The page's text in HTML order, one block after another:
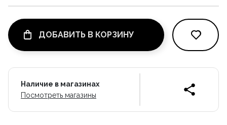
ДОБАВИТЬ В КОРЗИНУ
Наличие в магазинах
Посмотреть магазины